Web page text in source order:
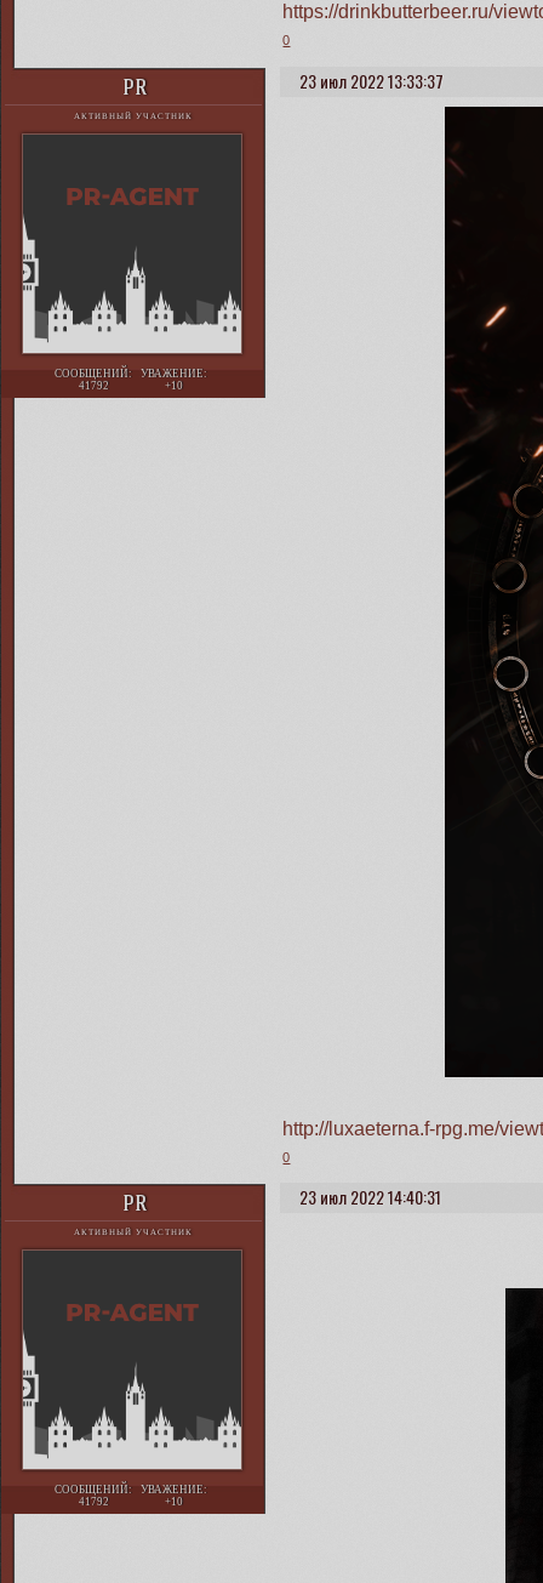
https://drinkbutterbeer.ru/
0
23 июл 2022 13:33:37
PR
АКТИВНЫЙ УЧАСТНИК
СООБЩЕНИЙ:
41792
УВАЖЕНИЕ:
+10
http://luxaeterna.f-rpg.me/
0
23 июл 2022 14:40:31
PR
АКТИВНЫЙ УЧАСТНИК
СООБЩЕНИЙ:
41792
УВАЖЕНИЕ:
+10